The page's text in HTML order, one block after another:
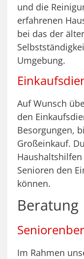
und die
erfahrenen
bei das der
Umgebung.
Auf Wunsch
den
Besorgungen,
Großeinkauf.
Senioren den
können.
Beratung
Im Rahmen